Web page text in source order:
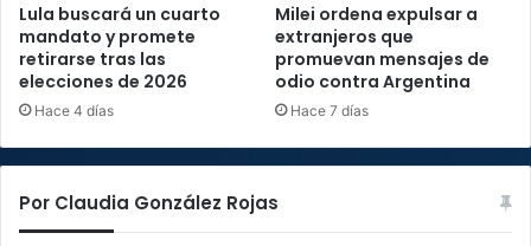
Lula buscará un cuarto
mandato y promete
retirarse tras las
elecciones de 2026
Hace 4 días
Milei ordena expulsar a
extranjeros que
promuevan mensajes de
odio contra Argentina
Hace 7 días
Por Claudia González Rojas